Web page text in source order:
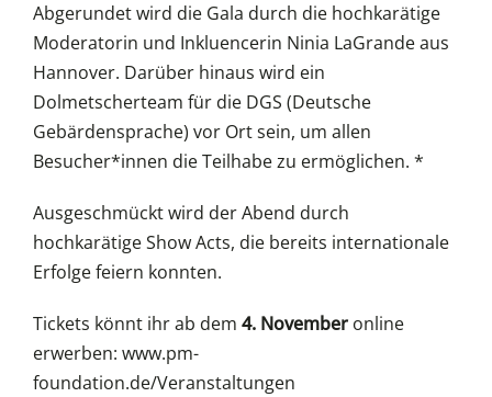
Abgerundet wird die Gala durch die hochkarätige
Moderatorin und Inkluencerin Ninia LaGrande aus
Hannover. Darüber hinaus wird ein
Dolmetscherteam für die DGS (Deutsche
Gebärdensprache) vor Ort sein, um allen
Besucher*innen die Teilhabe zu ermöglichen. *
Ausgeschmückt wird der Abend durch
hochkarätige Show Acts, die bereits internationale
Erfolge feiern konnten.
Tickets könnt ihr ab dem 4. Novemberonline
erwerben: www.pm-
foundation.de/Veranstaltungen